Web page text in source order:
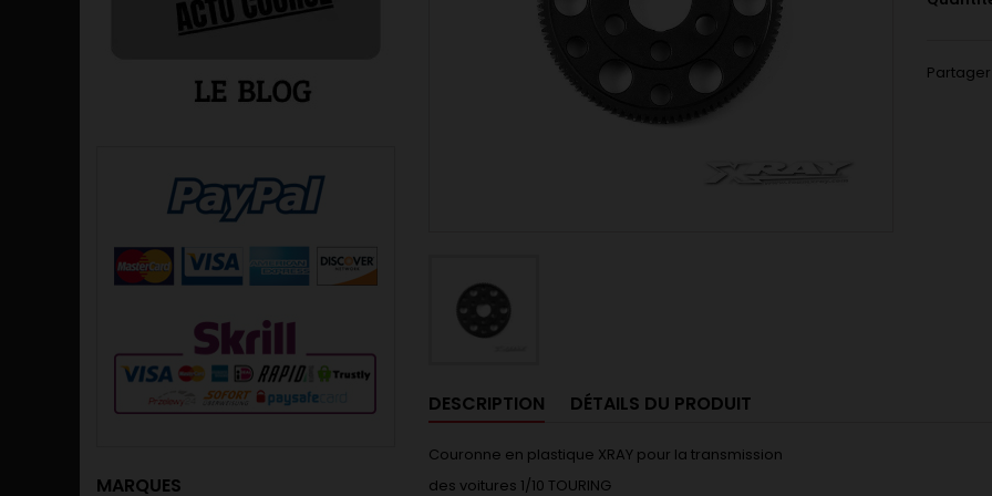
MARQUES
Partager
DESCRIPTION DÉTAILS DU PRODUIT
Couronne en plastique XRAY pour la transmission
des voitures 1/10 TOURING